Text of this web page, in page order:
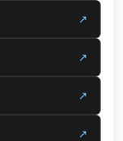
↗
↗
↗
↗